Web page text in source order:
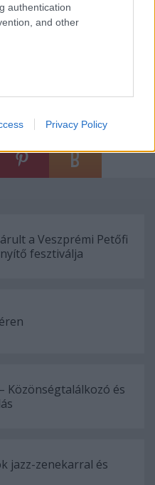
authentication
and other
Privacy Policy
itt
Eszenyi Enikő
a Veszprémi Petőfi
fesztiválja
Közönségtalálkozó és
jazz-zenekarral és